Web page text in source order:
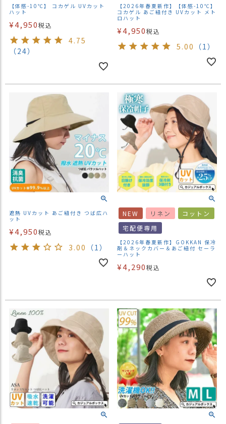
【体感-10℃】 コカゲル UVカット
ハット
¥4,950税込
4.75
（24）
【2026年春夏新作】【体感-10℃】
コカゲル あご紐付き UVカット メト
ロハット
¥4,950税込
5.00 （1）
遮熱 UVカット あご紐付き つば広ハ
ット
¥4,950税込
3.00 （1）
NEW リネン
コットン
宅配便専用
【2026年春夏新作】GOKKAN 保冷
剤＆ネックカバー＆あご紐付 セーラ
ーハット
¥4,290税込